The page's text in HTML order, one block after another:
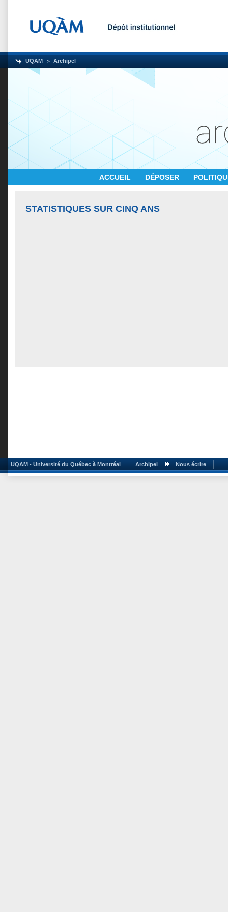
UQAM Archipel
ACCUEIL DÉPOSER
STATISTIQUES SUR CINQ ANS
UQAM - Université du Québec à Montréal Archipel Nous écrire